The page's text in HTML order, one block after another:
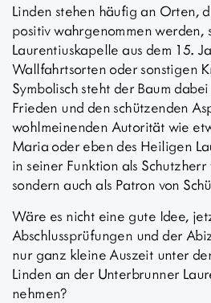
Linden stehen häufig an Orten,
positiv wahrgenommen werden,
Laurentiuskapelle aus dem 15.
Wallfahrtsorten oder sonstigen
Symbolisch steht der Baum
Frieden und den schützenden
wohlmeinenden Autorität wie
Maria oder eben des Heiligen
in seiner Funktion als
sondern auch als Patron von
Wäre es nicht eine gute Idee,
Abschlussprüfungen und der
nur ganz kleine Auszeit unter
Linden an der Unterbrunner
nehmen?